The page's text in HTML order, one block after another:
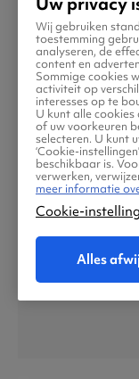
Chetumal
Wij gebruiken
toestemming
analyseren, de
content en
Sommige cookies
activiteit op
interesses op te
U kunt alle cookies
of uw voorkeuren
selecteren. U kunt
‘Cookie-
beschikbaar is.
verwerken,
meer informatie
Cookie-
Alles